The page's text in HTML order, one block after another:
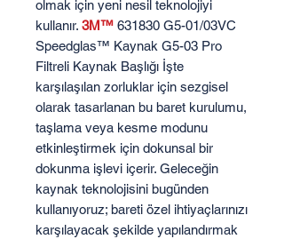
olmak için yeni nesil teknolojiyi
kullanır. 3M™ 631830 G5-01/03VC
Speedglas™ Kaynak G5-03 Pro
Filtreli Kaynak Başlığı İşte
karşılaşılan zorluklar için sezgisel
olarak tasarlanan bu baret kurulumu,
taşlama veya kesme modunu
etkinleştirmek için dokunsal bir
dokunma işlevi içerir. Geleceğin
kaynak teknolojisini bugünden
kullanıyoruz; bareti özel ihtiyaçlarınızı
karşılayacak şekilde yapılandırmak